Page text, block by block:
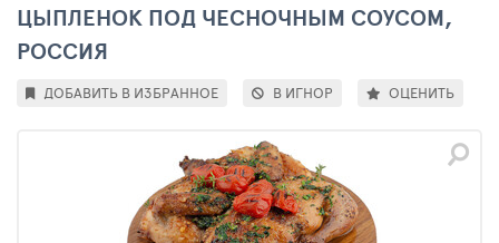
ЦЫПЛЕНОК ПОД ЧЕСНОЧНЫМ СОУСОМ,
РОССИЯ
ДОБАВИТЬ В ИЗБРАННОЕ В ИГНОР ОЦЕНИТЬ